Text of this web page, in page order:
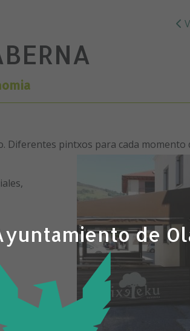
de
Diferentes pintxos para cada momento